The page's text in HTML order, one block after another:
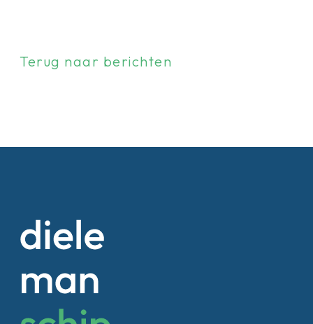
Terug naar berichten